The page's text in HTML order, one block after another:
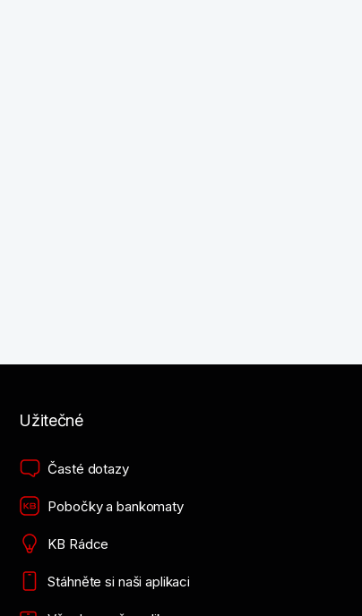
Užitečné
Časté dotazy
Pobočky a bankomaty
KB Rádce
Stáhněte si naši aplikaci